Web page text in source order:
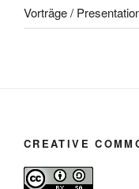
Vorträge /
CREATIVE